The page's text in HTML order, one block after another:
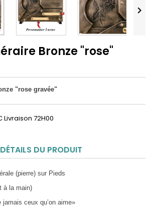

Bronze "rose"
"rose gravée"
Livraison 72H00
DÉTAILS DU PRODUIT
(pierre) sur Pieds
à la main)
jamais ceux qu’on aime»